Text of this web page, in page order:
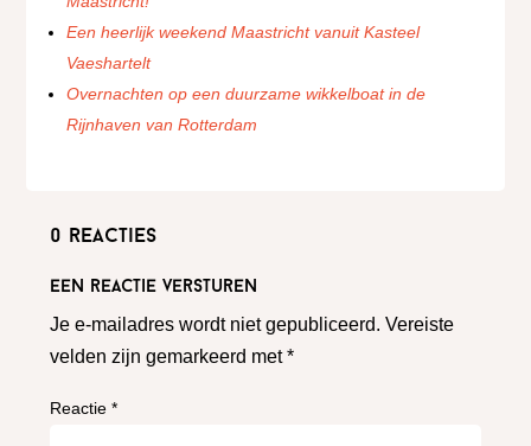
Een heerlijk weekend Maastricht vanuit Kasteel
Vaeshartelt
Overnachten op een duurzame wikkelboat in de
Rijnhaven van Rotterdam
0 reacties
Een reactie versturen
Je e-mailadres wordt niet gepubliceerd. Vereiste
velden zijn gemarkeerd met*
Reactie*